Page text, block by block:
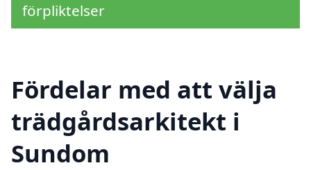
förpliktelser
Fördelar med att välja
trädgårdsarkitekt i
Sundom